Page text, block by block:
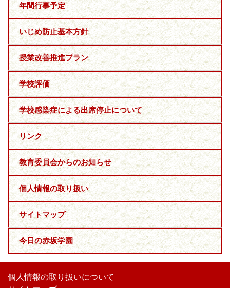
年間行事予定
いじめ防止基本方針
授業改善推進プラン
学校評価
学校感染症による出席停止について
リンク
教育委員会からのお知らせ
個人情報の取り扱い
サイトマップ
今日の赤坂学園
個人情報の取り扱いについて